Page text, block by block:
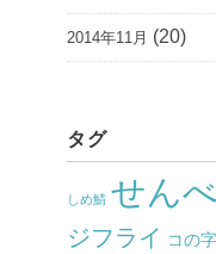
2014年11月 (20)
タグ
しめ鯖 せん
ジフライ コの